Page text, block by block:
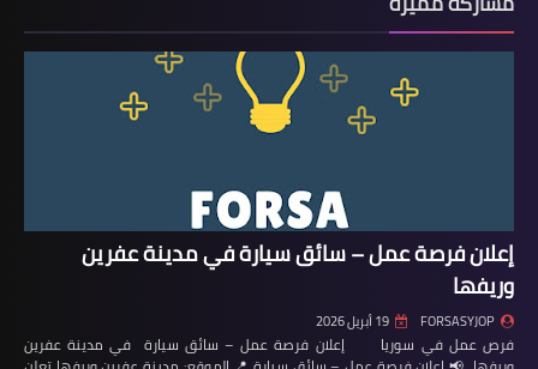
إعلان فرصة عمل – سائق سيارة في مدينة عفرين
وريفها
FORSASYJOP 19 أبريل 2026
فرص عمل في سوريا إعلان فرصة عمل – سائق سيارة في مدينة عفرين